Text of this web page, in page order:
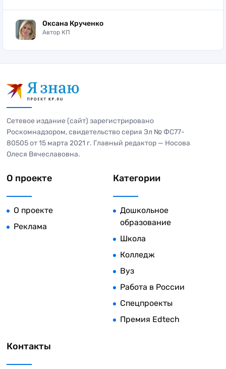
Оксана Крученко
Автор КП
Сетевое издание (сайт) зарегистрировано
Роскомнадзором, свидетельство серия Эл № ФС77-
80505 от 15 марта 2021 г. Главный редактор — Носова
Олеся Вячеславовна.
О проекте
О проекте
Реклама
Категории
Дошкольное
образование
Школа
Колледж
Вуз
Работа в России
Спецпроекты
Премия Edtech
Контакты